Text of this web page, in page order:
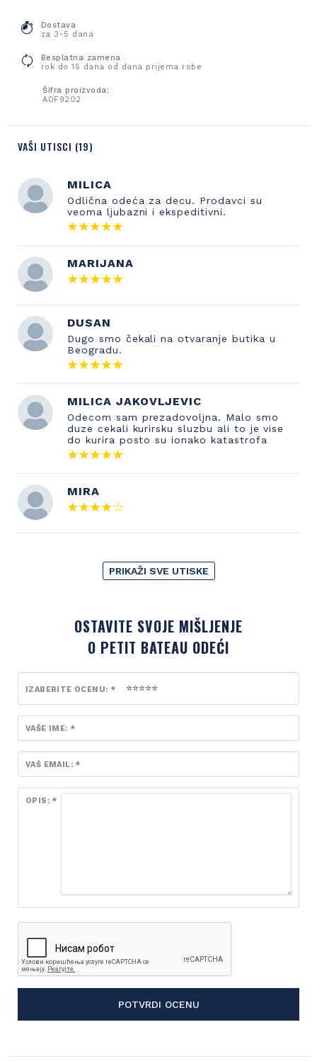
Dostava
za 3-5 dana
Besplatna zamena
rok do 15 dana od dana prijema robe
Šifra proizvoda:
A0F9202
VAŠI UTISCI (19)
MILICA
Odlična odeća za decu. Prodavci su
veoma ljubazni i ekspeditivni.
MARIJANA
DUSAN
Dugo smo čekali na otvaranje butika u
Beogradu.
MILICA JAKOVLJEVIC
Odecom sam prezadovoljna. Malo smo
duze cekali kurirsku sluzbu ali to je vise
do kurira posto su ionako katastrofa
MIRA
PRIKAŽI SVE UTISKE
OSTAVITE SVOJE MIŠLJENJE
O PETIT BATEAU ODEĆI
IZABERITE OCENU: *
VAŠE IME: *
VAŠ EMAIL: *
OPIS: *
POTVRDI OCENU